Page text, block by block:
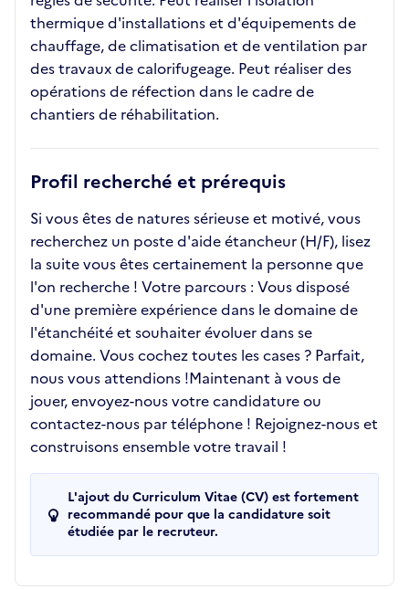
thermique d'installations et d'équipements de
chauffage, de climatisation et de ventilation par
des travaux de calorifugeage. Peut réaliser des
opérations de réfection dans le cadre de
chantiers de réhabilitation.
Profil recherché et prérequis
Si vous êtes de natures sérieuse et motivé, vous
recherchez un poste d'aide étancheur (H/F), lisez
la suite vous êtes certainement la personne que
l'on recherche ! Votre parcours : Vous disposé
d'une première expérience dans le domaine de
l'étanchéité et souhaiter évoluer dans se
domaine. Vous cochez toutes les cases ? Parfait,
nous vous attendions !Maintenant à vous de
jouer, envoyez-nous votre candidature ou
contactez-nous par téléphone ! Rejoignez-nous et
construisons ensemble votre travail !
L'ajout du Curriculum Vitae (CV) est fortement
recommandé pour que la candidature soit
étudiée par le recruteur.